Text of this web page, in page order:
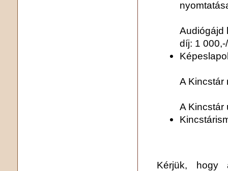
Audiógájd
díj: 1
A Kincstár
A Kincstár
Kérjük, hogy